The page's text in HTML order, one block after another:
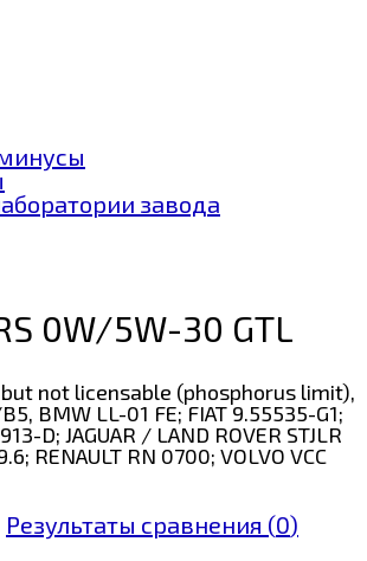
завода
0W/5W-30 GTL
but not licensable (phosphorus limit),
BMW LL-01 FE; FIAT 9.55535-G1;
D; JAGUAR / LAND ROVER STJLR
RENAULT RN 0700; VOLVO VCC
Результаты сравнения (0)